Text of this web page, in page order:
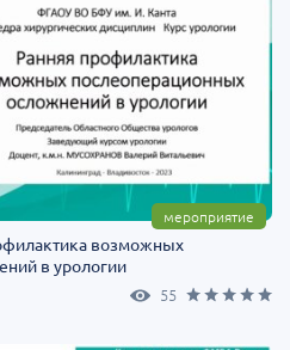
мероприятие
возможных
в урологии
55